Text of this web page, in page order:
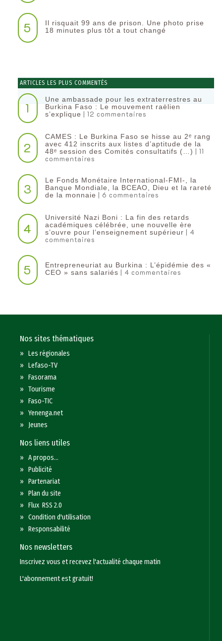
5
Il risquait 99 ans de prison. Une photo prise
18 minutes plus tôt a tout changé
ARTICLES LES PLUS COMMENTÉS
1
Une ambassade pour les extraterrestres au
Burkina Faso : Le mouvement raëlien
s’explique | 12 commentaires
2
CAMES : Le Burkina Faso se hisse au 2ᵉ rang
avec 412 inscrits aux listes d’aptitude de la
48ᵉ session des Comités consultatifs (…) | 11
commentaires
3
Le Fonds Monétaire International-FMI-, la
Banque Mondiale, la BCEAO, Dieu et la rareté
de la monnaie | 6 commentaires
4
Université Nazi Boni : La fin des retards
académiques célébrée, une nouvelle ère
s’ouvre pour l’enseignement supérieur | 4
commentaires
5
Entrepreneuriat au Burkina : L’épidémie des «
CEO » sans salariés | 4 commentaires
Nos sites thématiques
»Les régionales
»Lefaso-TV
»Fasorama
»Tourisme
»Faso-TIC
»Yenenga.net
» Jeunes
Nos liens utiles
»A propos...
»Publicité
»Partenariat
»Plan du site
»Flux RSS 2.0
»Condition d'utilisation
»Responsabilité
Nos newsletters
Inscrivez vous et recevez l'actualité chaque matin
L'abonnement est gratuit!